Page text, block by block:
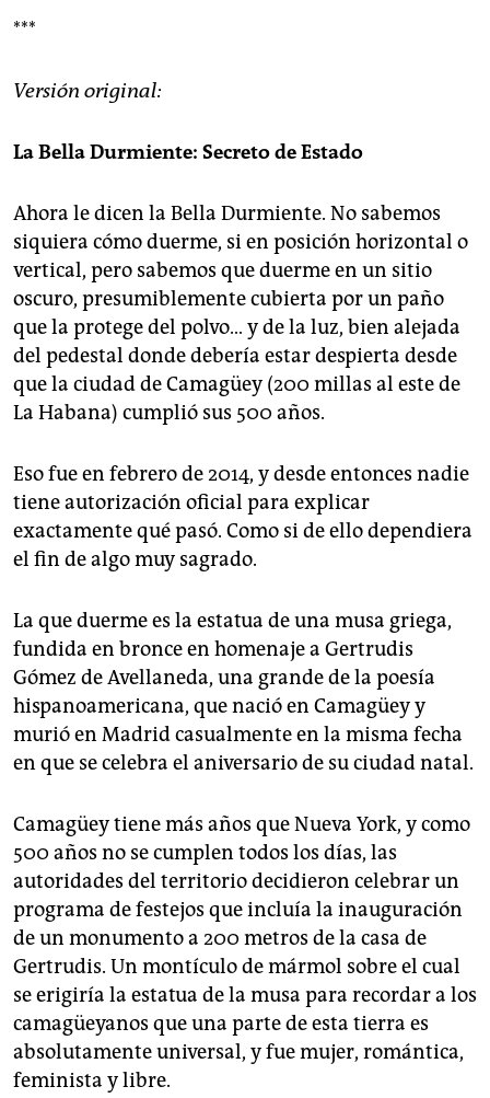
***
Versión original:
La Bella Durmiente: Secreto de Estado
Ahora le dicen la Bella Durmiente. No sabemos
siquiera cómo duerme, si en posición horizontal o
vertical, pero sabemos que duerme en un sitio
oscuro, presumiblemente cubierta por un paño
que la protege del polvo… y de la luz, bien alejada
del pedestal donde debería estar despierta desde
que la ciudad de Camagüey (200 millas al este de
La Habana) cumplió sus 500 años.
Eso fue en febrero de 2014, y desde entonces nadie
tiene autorización oficial para explicar
exactamente qué pasó. Como si de ello dependiera
el fin de algo muy sagrado.
La que duerme es la estatua de una musa griega,
fundida en bronce en homenaje a Gertrudis
Gómez de Avellaneda, una grande de la poesía
hispanoamericana, que nació en Camagüey y
murió en Madrid casualmente en la misma fecha
en que se celebra el aniversario de su ciudad natal.
Camagüey tiene más años que Nueva York, y como
500 años no se cumplen todos los días, las
autoridades del territorio decidieron celebrar un
programa de festejos que incluía la inauguración
de un monumento a 200 metros de la casa de
Gertrudis. Un montículo de mármol sobre el cual
se erigiría la estatua de la musa para recordar a los
camagüeyanos que una parte de esta tierra es
absolutamente universal, y fue mujer, romántica,
feminista y libre.